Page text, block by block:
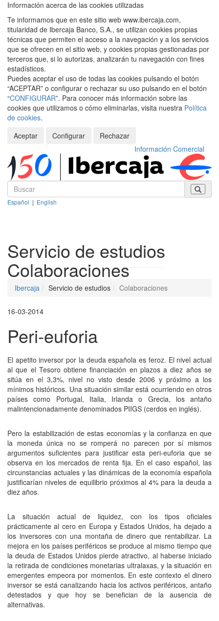
Información acerca de las cookies utilizadas
Te informamos que en este sitio web www.ibercaja.com,
titularidad de Ibercaja Banco, S.A., se utilizan cookies propias
técnicas que permiten el acceso a la navegación y a los servicios
que se ofrecen en el sitio web, y cookies propias gestionadas por
terceros que, si lo autorizas, analizarán tu navegación con fines
estadísticos.
Puedes aceptar el uso de todas las cookies pulsando el botón
“ACEPTAR” o configurar o rechazar su uso pulsando en el botón
“CONFIGURAR”. Para conocer más información sobre las
cookies que utilizamos o cómo eliminarlas, visita nuestra Política
de cookies.
Aceptar
Configurar
Rechazar
Información Comercial
Español | English
Servicio de estudios
Colaboraciones
Ibercaja Servicio de estudios Colaboraciones
16-03-2014
Peri-euforia
El apetito inversor por la deuda española es feroz. El nivel actual
al que el Tesoro obtiene financiación en plazos a diez años se
sitúa en el 3,3%, nivel no visto desde 2006 y próximo a los
mínimos históricos. Una situación similar está ocurriendo en otros
países como Portugal, Italia, Irlanda o Grecia, los antaño
malintencionadamente denominados PIIGS (cerdos en inglés).
Pero la estabilización de estas economías y la confianza en que
la moneda única no se romperá no parecen por sí mismos
argumentos suficientes para justificar esta peri-euforia que se
observa en los mercados de renta fija. En el caso español, las
circunstancias actuales y las dinámicas de la economía española
justificarían niveles de equilibrio próximos al 4% para la deuda a
diez años.
La situación actual de liquidez, con los tipos oficiales
prácticamente al cero en Europa y Estados Unidos, ha dejado a
los inversores con una montaña de dinero que rentabilizar. La
mejora en los países periféricos se produce al mismo tiempo que
la deuda de Estados Unidos pierde atractivo, al haberse iniciado
la retirada de condiciones monetarias ultralaxas, y la situación en
emergentes empeora por momentos. En este contexto el dinero
inversor se está canalizando hacia los activos periféricos, antaño
detestados y que hoy se benefician de la ausencia de
alternativas.